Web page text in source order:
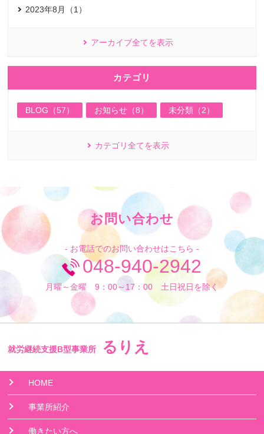
2023年8月（1）
アーカイブ全てを表示
カテゴリ
BLOG（57） お知らせ（8） 未分類（2）
カテゴリ全てを表示
お問い合わせ
- お電話でのお問い合わせはこちら -
048-940-2942
月曜～金曜 9：00～17：00 土日祝日を除く
就労継続支援B型事業所 るりえ
HOME
事業所紹介
働きたい方へ